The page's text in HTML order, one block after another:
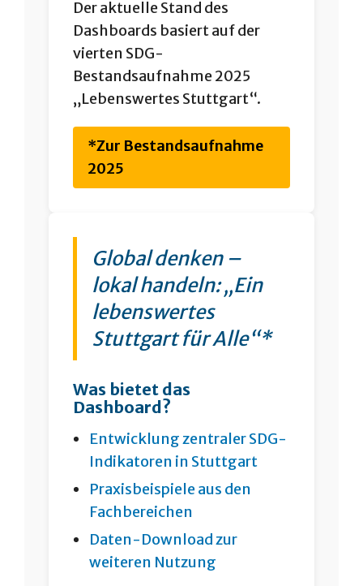
Der aktuelle Stand des
Dashboards basiert auf der
vierten SDG-
Bestandsaufnahme 2025
„Lebenswertes Stuttgart“.
*Zur Bestandsaufnahme
2025
Global denken –
lokal handeln: „Ein
lebenswertes
Stuttgart für Alle“*
Was bietet das
Dashboard?
Entwicklung zentraler SDG-
Indikatoren in Stuttgart
Praxisbeispiele aus den
Fachbereichen
Daten-Download zur
weiteren Nutzung